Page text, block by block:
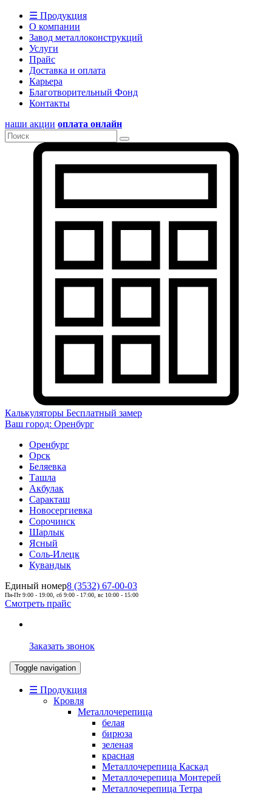
☰ Продукция
О компании
Завод металлоконструкций
Услуги
Прайс
Доставка и оплата
Карьера
Благотворительный Фонд
Контакты
наши акции оплата онлайн
Калькуляторы Бесплатный замер
Ваш город: Оренбург
Оренбург
Орск
Беляевка
Ташла
Акбулак
Саракташ
Новосергиевка
Сорочинск
Шарлык
Ясный
Соль-Илецк
Кувандык
Единый номер8 (3532) 67-00-03
Пн-Пт 9:00 - 19:00, сб 9:00 - 17:00, вс 10:00 - 15:00
Смотреть прайс
Заказать звонок
Toggle navigation
☰ Продукция
Кровля
Металлочерепица
белая
бирюза
зеленая
красная
Металлочерепица Каскад
Металлочерепица Монтерей
Металлочерепица Тетра